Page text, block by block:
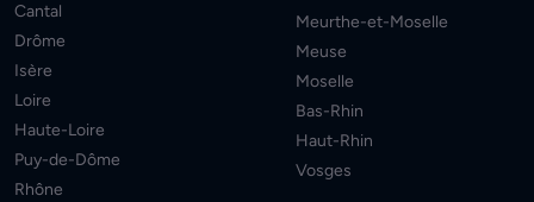
Cantal
Drôme
Isère
Loire
Haute-Loire
Puy-de-Dôme
Rhône
Meurthe-et-Moselle
Meuse
Moselle
Bas-Rhin
Haut-Rhin
Vosges